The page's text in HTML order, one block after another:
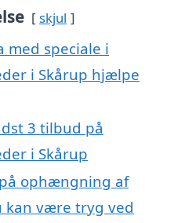
skjul
med speciale i
i Skårup hjælpe
3 tilbud på
i Skårup
ophængning af
kan være tryg ved